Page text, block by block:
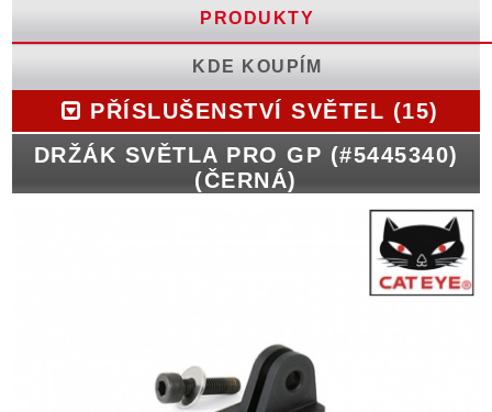
PRODUKTY
KDE KOUPÍM
PŘÍSLUŠENSTVÍ SVĚTEL (15)
DRŽÁK SVĚTLA PRO GP (#5445340)
(ČERNÁ)